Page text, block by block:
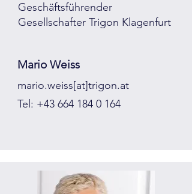
Geschäftsführender
Gesellschafter Trigon Klagenfurt
Mario Weiss
mario.weiss[at]trigon.at
Tel: +43 664 184 0 164